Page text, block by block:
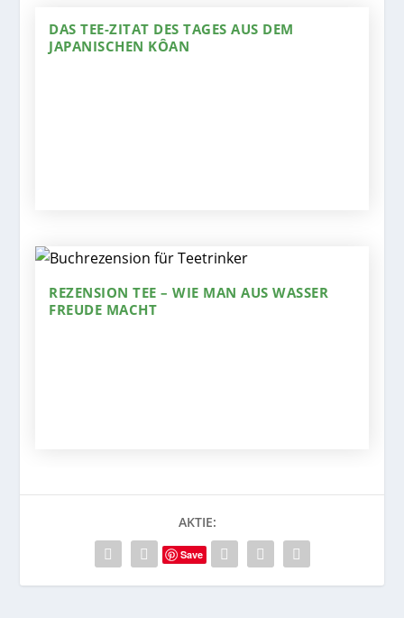
DAS TEE-ZITAT DES TAGES AUS DEM
JAPANISCHEN KÔAN
REZENSION TEE – WIE MAN AUS WASSER
FREUDE MACHT
AKTIE:
Save